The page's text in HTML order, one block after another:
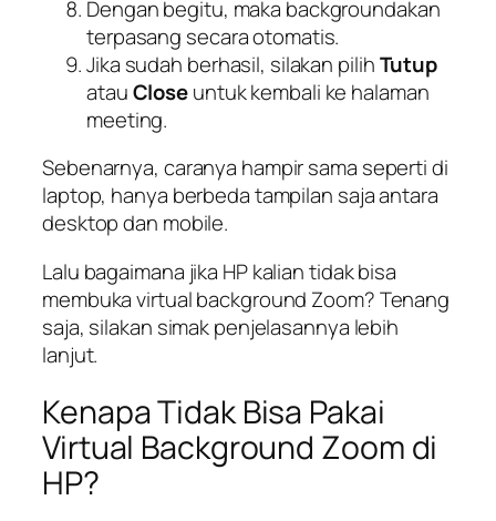
Dengan begitu, maka backgroundakan
terpasang secara otomatis.
Jika sudah berhasil, silakan pilihTutup
atauCloseuntuk kembali ke halaman
meeting.
Sebenarnya, caranya hampir sama seperti di
laptop, hanya berbeda tampilan saja antara
desktop dan mobile.
Lalu bagaimana jika HP kalian tidak bisa
membuka virtual background Zoom? Tenang
saja, silakan simak penjelasannya lebih
lanjut.
Kenapa Tidak Bisa Pakai
Virtual Background Zoom di
HP?